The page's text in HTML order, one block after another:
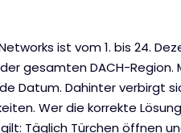
ist vom 1. bis 24.
gesamten DACH-
Datum. Dahinter verbirgt
Wer die korrekte
Täglich Türchen öffnen